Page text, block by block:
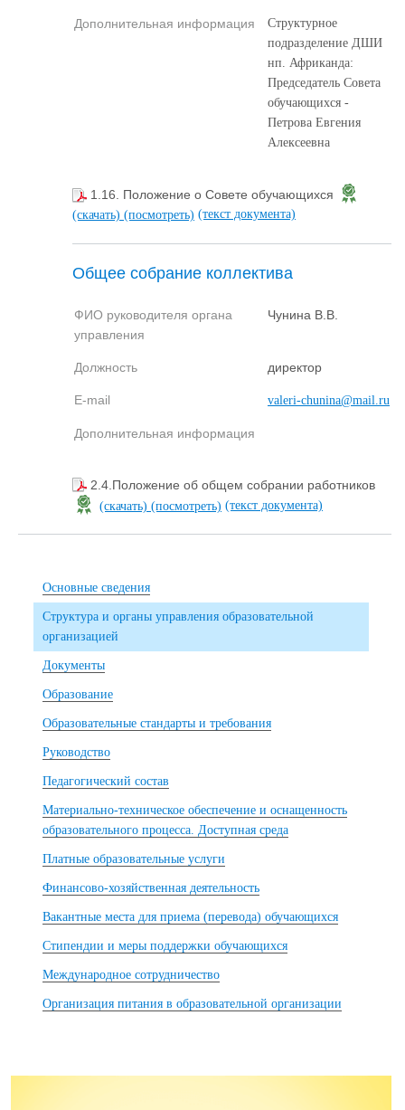
Дополнительная информация
Структурное
подразделение ДШИ
нп. Африканда:
Председатель Совета
обучающихся -
Петрова Евгения
Алексеевна
1.16. Положение о Совете обучающихся
(скачать) (посмотреть) (текст документа)
Общее собрание коллектива
ФИО руководителя органа
управления
Чунина В.В.
Должность директор
E-mail valeri-chunina@mail.ru
Дополнительная информация
2.4.Положение об общем собрании работников
(скачать) (посмотреть) (текст документа)
Основные сведения
Структура и органы управления образовательной
организацией
Документы
Образование
Образовательные стандарты и требования
Руководство
Педагогический состав
Материально-техническое обеспечение и оснащенность
образовательного процесса. Доступная среда
Платные образовательные услуги
Финансово-хозяйственная деятельность
Вакантные места для приема (перевода) обучающихся
Стипендии и меры поддержки обучающихся
Международное сотрудничество
Организация питания в образовательной организации